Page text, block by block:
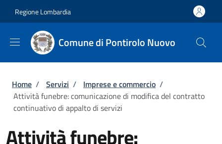
Regione Lombardia
Comune di Pontirolo Nuovo
Briciole di pane
Home / Servizi / Imprese e commercio /
Attività funebre: comunicazione di modifica del contratto
continuativo di appalto di servizi
Attività funebre: